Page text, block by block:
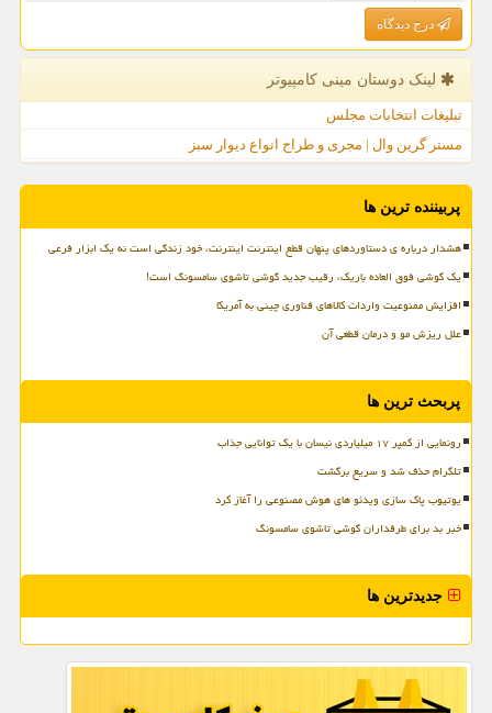
درج دیدگاه
لینک دوستان مینی كامپیوتر
تبلیغات انتخابات مجلس
مستر گرین وال | مجری و طراح انواع دیوار سبز
پربیننده ترین ها
هشدار درباره ی دستاوردهای پنهان قطع اینترنت اینترنت، خود زندگی است نه یک ابزار فرعی
یک گوشی فوق العاده باریک، رقیب جدید گوشی تاشوی سامسونگ است!
افزایش ممنوعیت واردات کالاهای فناوری چینی به آمریکا
علل ریزش مو و درمان قطعی آن
پربحث ترین ها
رونمایی از کمپر ۱۷ میلیاردی نیسان با یک توانایی جذاب
تلگرام حذف شد و سریع برگشت
یوتیوب پاک سازی ویدئو های هوش مصنوعی را آغاز کرد
خبر بد برای طرفداران گوشی تاشوی سامسونگ
جدیدترین ها